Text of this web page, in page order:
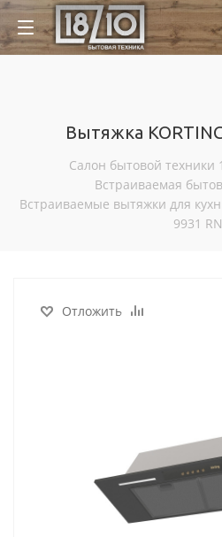
Вытяжка
Салон бытовой техники
Встраиваемая
Встраиваемые вытяжки для
9931 RN
Отложить